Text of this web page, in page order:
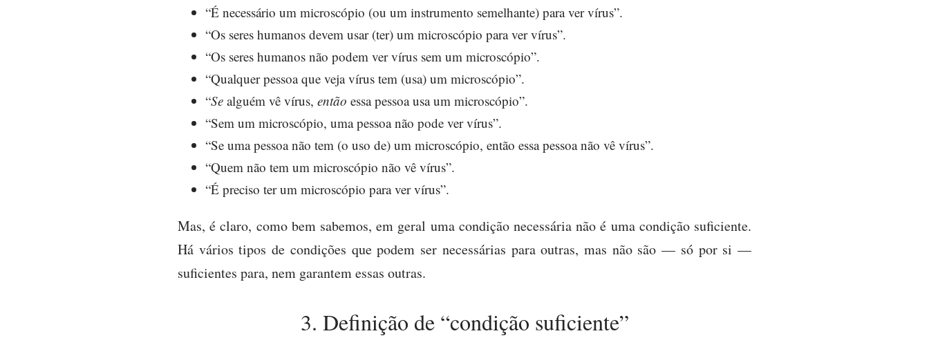
“É necessário um microscópio (ou um instrumento semelhante) para ver vírus”.
“Os seres humanos devem usar (ter) um microscópio para ver vírus”.
“Os seres humanos não podem ver vírus sem um microscópio”.
“Qualquer pessoa que veja vírus tem (usa) um microscópio”.
“Se alguém vê vírus, então essa pessoa usa um microscópio”.
“Sem um microscópio, uma pessoa não pode ver vírus”.
“Se uma pessoa não tem (o uso de) um microscópio, então essa pessoa não vê vírus”.
“Quem não tem um microscópio não vê vírus”.
“É preciso ter um microscópio para ver vírus”.
Mas, é claro, como bem sabemos, em geral uma condição necessária não é uma condição suficiente.
Há vários tipos de condições que podem ser necessárias para outras, mas não são — só por si —
suficientes para, nem garantem essas outras.
3. Definição de “condição suficiente”